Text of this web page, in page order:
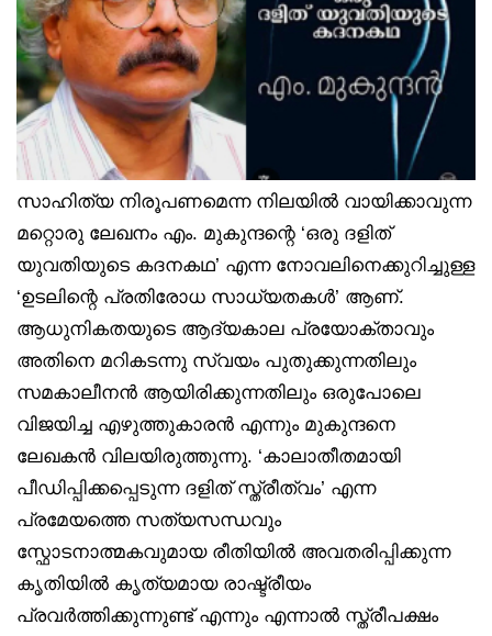
സാഹിത്യ നിരൂപണമെന്ന നിലയില്‍ വായിക്കാവുന്ന
മറ്റൊരു ലേഖനം എം. മുകുന്ദന്റെ ‘ഒരു ദളിത്‌
യുവതിയുടെ കദനകഥ’ എന്ന നോവലിനെക്കുറിച്ചുള്ള
‘ഉടലിന്റെ പ്രതിരോധ സാധ്യതകള്‍’ ആണ്.
ആധുനികതയുടെ ആദ്യകാല പ്രയോക്താവും
അതിനെ മറികടന്നു സ്വയം പുതുക്കുന്നതിലും
സമകാലീനന്‍ ആയിരിക്കുന്നതിലും ഒരുപോലെ
വിജയിച്ച എഴുത്തുകാരന്‍ എന്നും മുകുന്ദനെ
ലേഖകന്‍ വിലയിരുത്തുന്നു. ‘കാലാതീതമായി
പീഡിപ്പിക്കപ്പെടുന്ന ദളിത്‌ സ്ത്രീത്വം’ എന്ന
പ്രമേയത്തെ സത്യസന്ധവും
സ്ഫോടനാത്മകവുമായ രീതിയില്‍ അവതരിപ്പിക്കുന്ന
കൃതിയില്‍ കൃത്യമായ രാഷ്ട്രീയം
പ്രവര്‍ത്തിക്കുന്നുണ്ട് എന്നും എന്നാല്‍ സ്ത്രീപക്ഷം